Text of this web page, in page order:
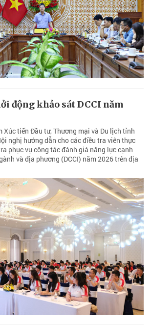
động khảo sát DCCI năm
Xúc tiến Đầu tư, Thương mại và Du lịch tỉnh
nghị hướng dẫn cho các điều tra viên thực
phục vụ công tác đánh giá năng lực cạnh
và địa phương (DCCI) năm 2026 trên địa